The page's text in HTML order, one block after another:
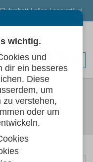
| alles Lagerartikel
wichtig.
und
dir ein besseres
Diese
um
zu verstehen,
oder um